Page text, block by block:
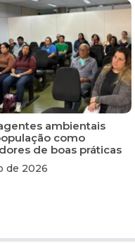
ambientais
como
de boas práticas
de 2026